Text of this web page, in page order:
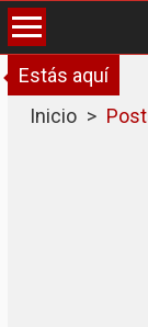
Skip
to
content
Estás aquí
Inicio >